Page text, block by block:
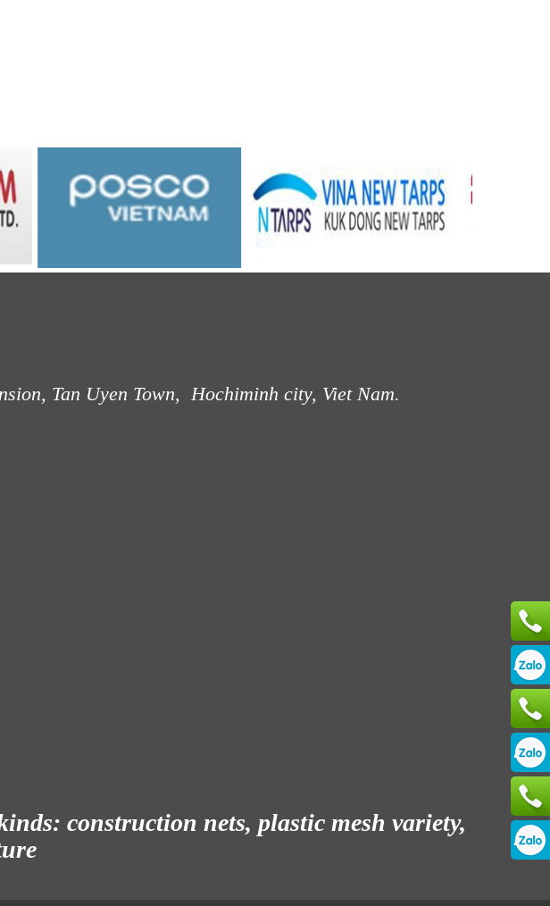
Tan Uyen Town, Hochiminh city, Viet Nam.
construction nets, plastic mesh variety,